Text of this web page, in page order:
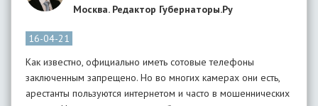
Москва. Редактор Губернаторы.Ру
16-04-21
Как известно, официально иметь сотовые телефоны
заключенным запрещено. Но во многих камерах они есть,
арестанты пользуются интернетом и часто в мошеннических